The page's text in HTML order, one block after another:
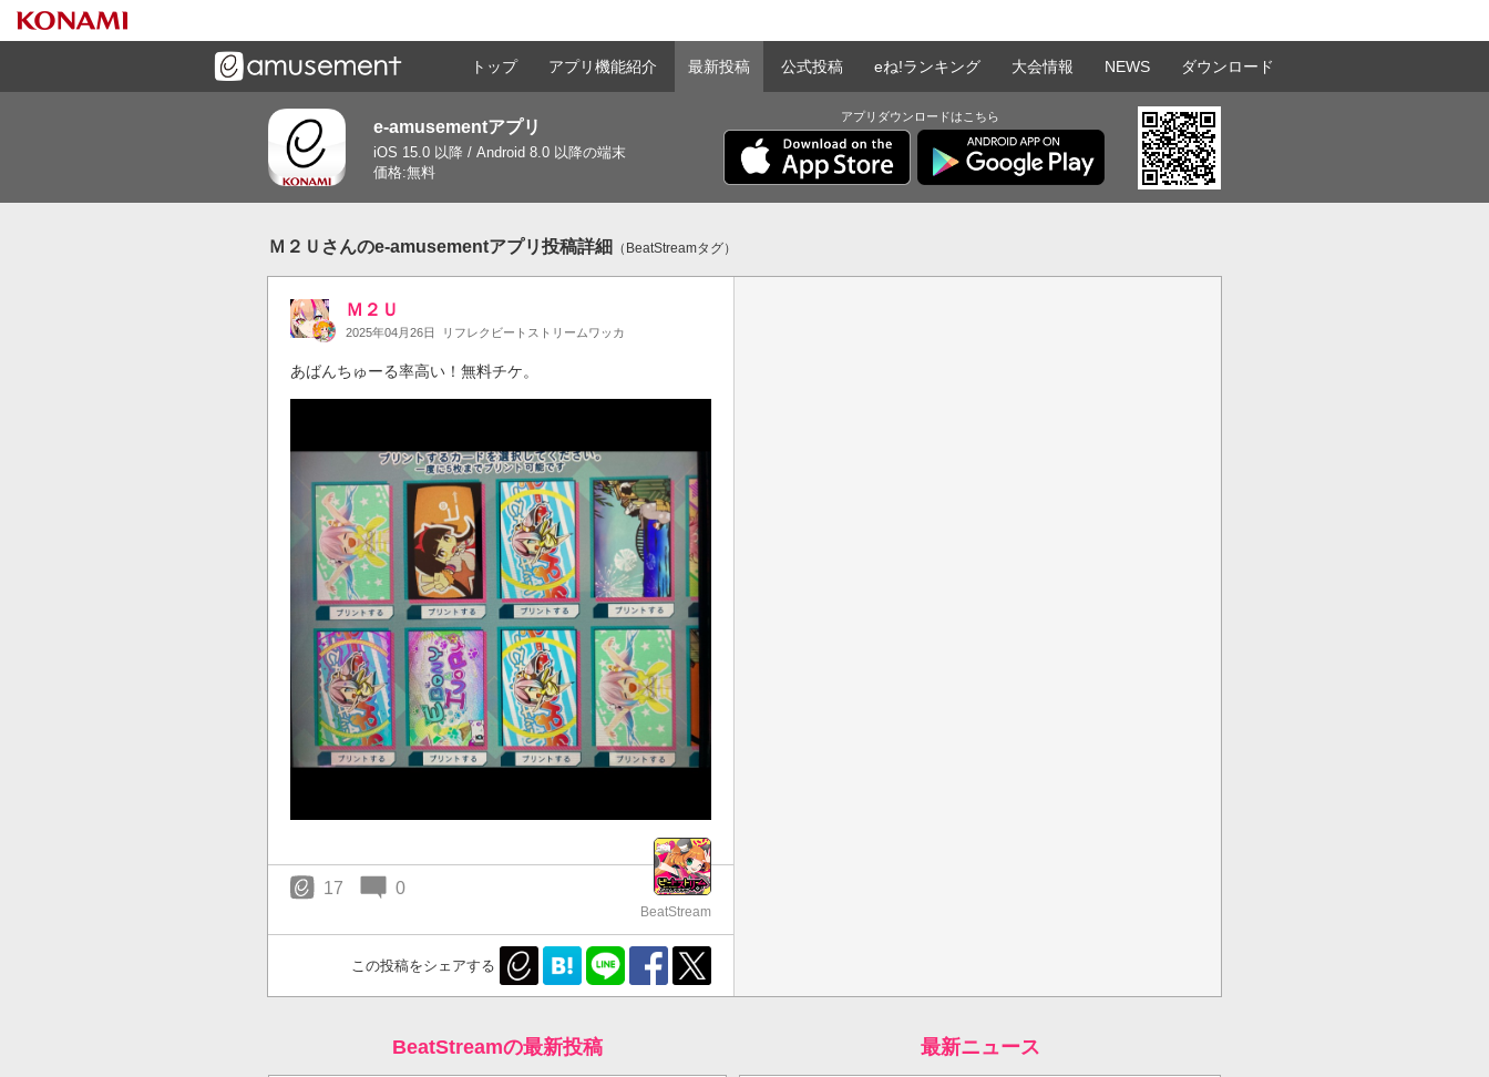
ゲームと連携したコミュニケーションアプリで
トップ アプリ機能紹介 最新投稿 公式投稿 eね!ランキング 大会情報 NEWS ダウンロード
e-amusementアプリ
iOS 15.0 以降 / Android 8.0 以降の端末
価格:無料
アプリダウンロードはこちら
Ｍ２Ｕさんのe-amusementアプリ投稿詳細 （BeatStreamタグ）
Ｍ２Ｕ
2025年04月26日 リフレクビートストリームワッカ
あばんちゅーる率高い！無料チケ。
17 0
BeatStream
この投稿をシェアする
BeatStreamの最新投稿 最新ニュース